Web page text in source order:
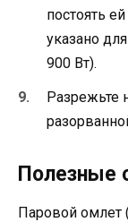
постоять
указано
900 Вт).
Разрежьте
Полезные
Паровой омлет